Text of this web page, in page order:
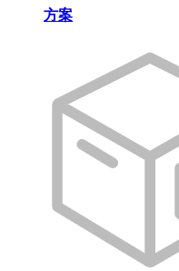
方案